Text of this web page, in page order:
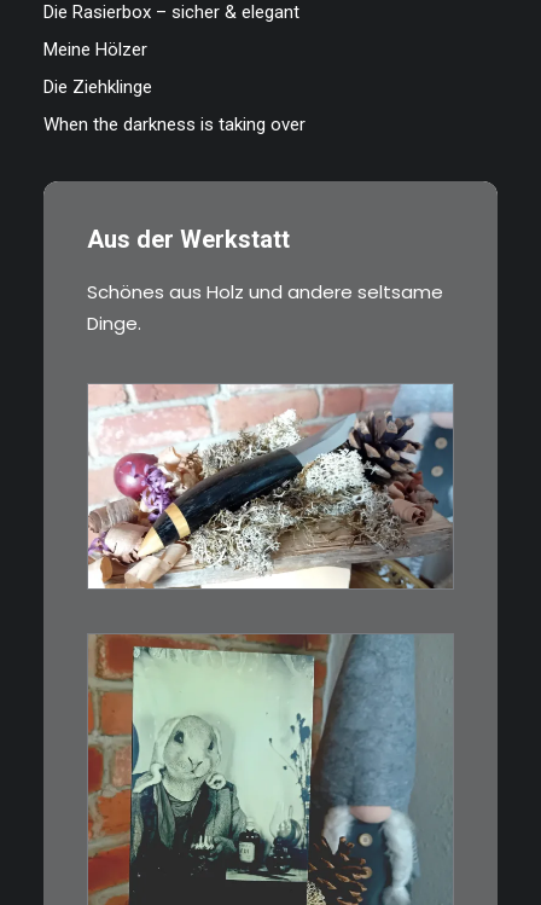
Die Rasierbox – sicher & elegant
Meine Hölzer
Die Ziehklinge
When the darkness is taking over
Aus der Werkstatt
Schönes aus Holz und andere seltsame
Dinge.
€39,00
Kleines Schmuckmesser, ideal
als…
€3,00
Limitierte Auflage. Original:
Abzug von…